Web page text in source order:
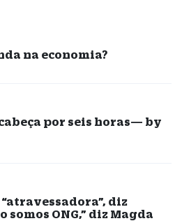
na economia?
por seis horas— by
diz
somos ONG,” diz Magda